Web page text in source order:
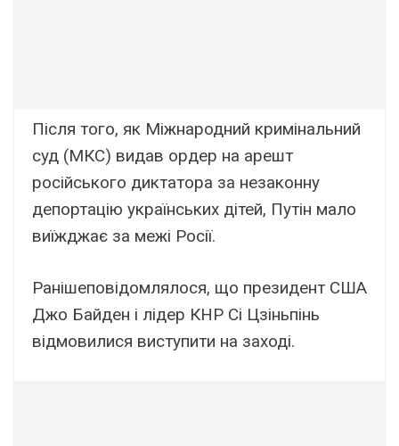
Після того, як Міжнародний кримінальний
суд (МКС) видав ордер на арешт
російського диктатора за незаконну
депортацію українських дітей, Путін мало
виїжджає за межі Росії.
Ранішеповідомлялося, що президент США
Джо Байден і лідер КНР Сі Цзіньпінь
відмовилися виступити на заході.